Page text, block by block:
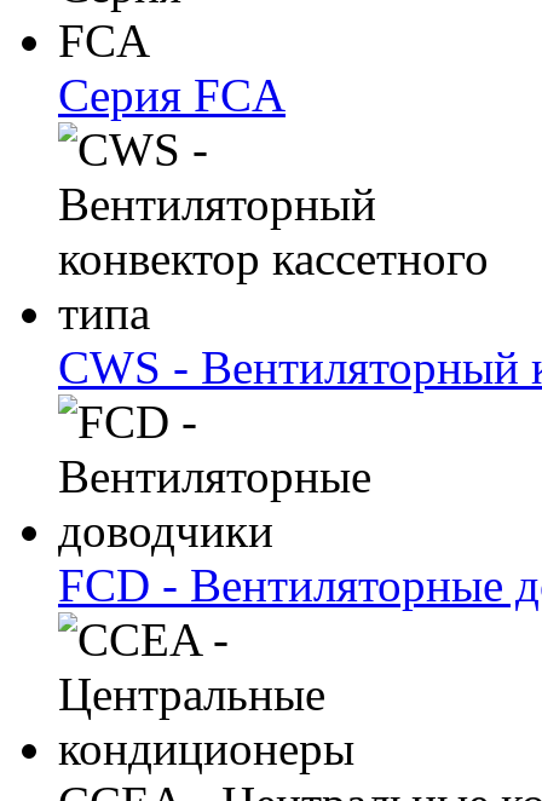
Серия FCA
CWS - Вентиляторный
FCD - Вентиляторные